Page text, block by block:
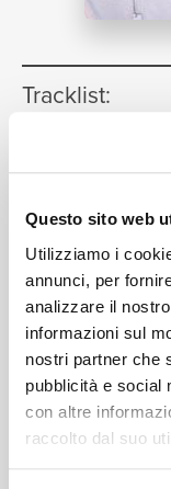
Questo sito web
Utilizziamo i
annunci, per
analizzare il
informazioni sul
nostri partner che
pubblicità e social
con altre
raccolto dal suo
Tracklist:
Olivia Rodrigo
Formati
Digitale
live from "driving